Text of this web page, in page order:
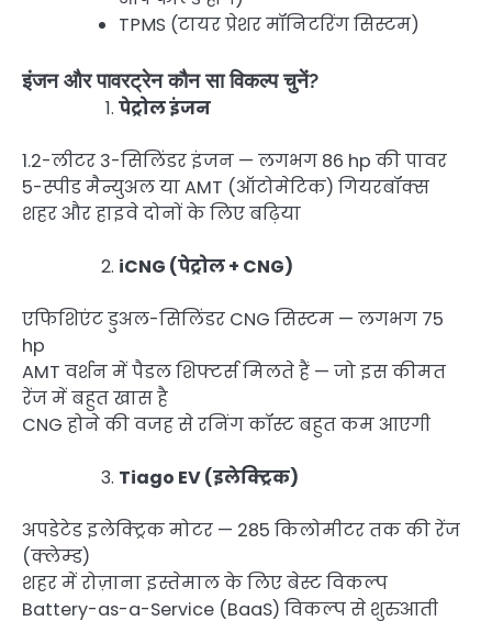
TPMS (टायर प्रेशर मॉनिटरिंग सिस्टम)
इंजन और पावरट्रेन कौन सा विकल्प चुनें?
पेट्रोल इंजन
1.2-लीटर 3-सिलिंडर इंजन — लगभग 86 hp की पावर
5-स्पीड मैन्युअल या AMT (ऑटोमेटिक) गियरबॉक्स
शहर और हाइवे दोनों के लिए बढ़िया
iCNG (पेट्रोल + CNG)
एफिशिएंट डुअल-सिलिंडर CNG सिस्टम — लगभग 75
hp
AMT वर्शन में पैडल शिफ्टर्स मिलते हैं — जो इस कीमत
रेंज में बहुत खास है
CNG होने की वजह से रनिंग कॉस्ट बहुत कम आएगी
Tiago EV (इलेक्ट्रिक)
अपडेटेड इलेक्ट्रिक मोटर — 285 किलोमीटर तक की रेंज
(क्लेम्ड)
शहर में रोज़ाना इस्तेमाल के लिए बेस्ट विकल्प
Battery-as-a-Service (BaaS) विकल्प से शुरुआती